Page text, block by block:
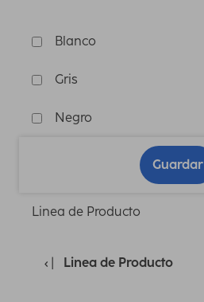
Blanco
Gris
Negro
Guardar
Linea de Producto
Linea de Producto